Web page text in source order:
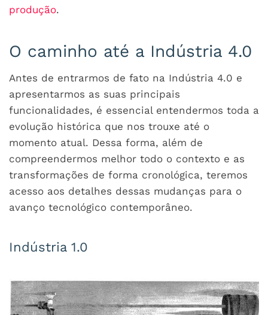
produção.
O caminho até a Indústria 4.0
Antes de entrarmos de fato na Indústria 4.0 e
apresentarmos as suas principais
funcionalidades, é essencial entendermos toda a
evolução histórica que nos trouxe até o
momento atual. Dessa forma, além de
compreendermos melhor todo o contexto e as
transformações de forma cronológica, teremos
acesso aos detalhes dessas mudanças para o
avanço tecnológico contemporâneo.
Indústria 1.0